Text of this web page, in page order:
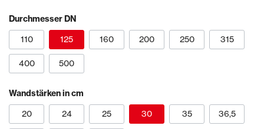
Durchmesser DN
110
125 160 200 250 315
400 500
Wandstärken in cm
20
24 25 30 35 36,5